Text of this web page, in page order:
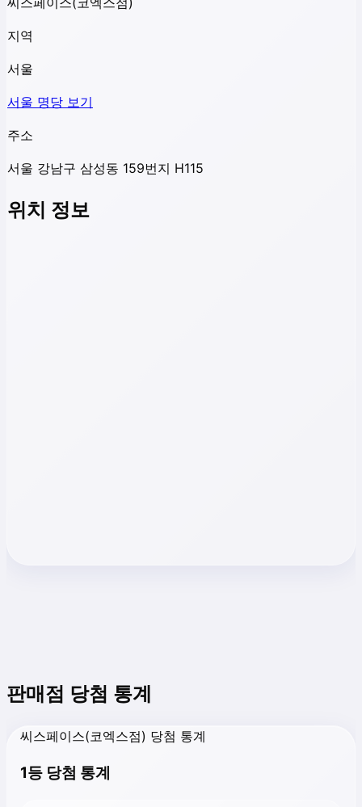
지역
서울
서울 명당 보기
주소
서울 강남구 삼성동 159번지 H115
위치 정보
판매점 당첨 통계
씨스페이스(코엑스점) 당첨 통계
1등 당첨 통계